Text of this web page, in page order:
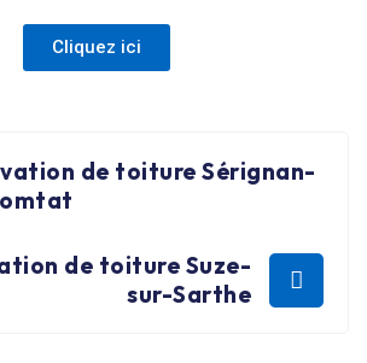
Cliquez ici
de toiture Sérignan-
de toiture Suze-
sur-Sarthe